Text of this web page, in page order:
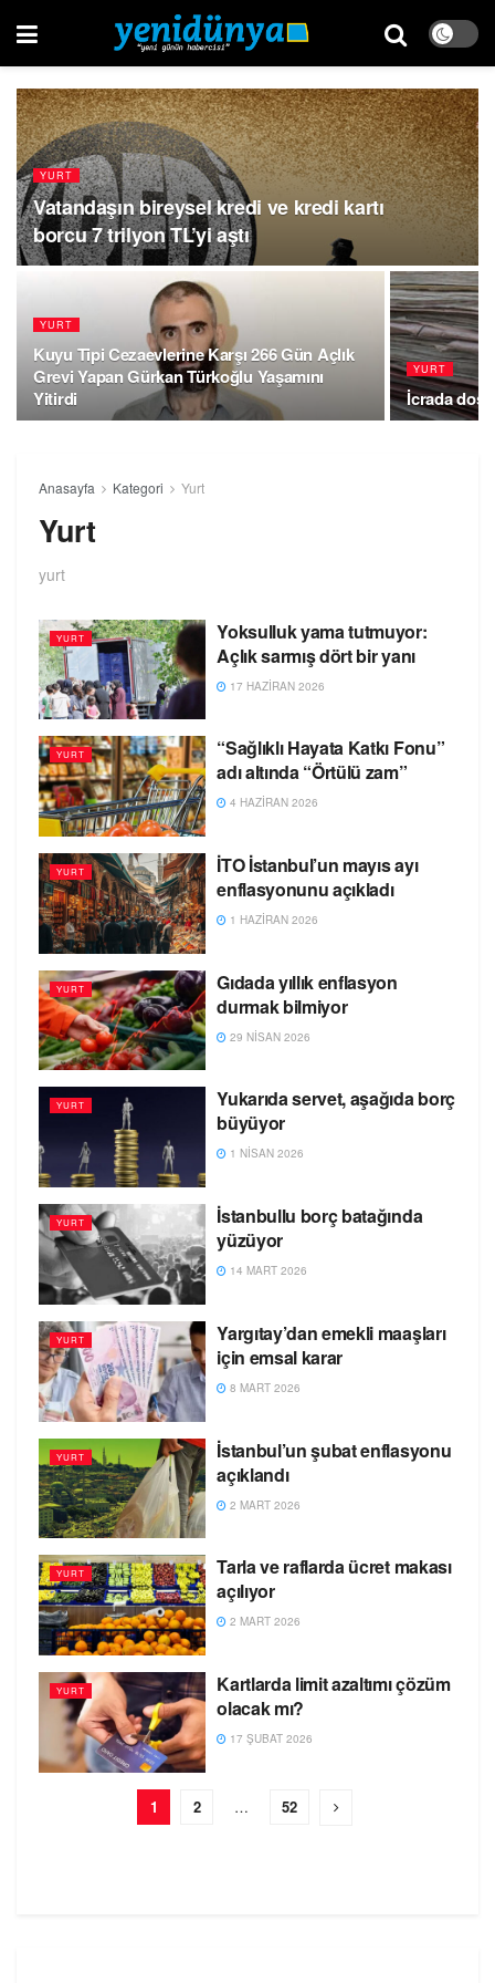
YURT
Vatandaşın bireysel kredi ve kredi kartı
borcu 7 trilyon TL’yi aştı
YURT
Kuyu Tipi Cezaevlerine Karşı 266 Gün Açlık
Grevi Yapan Gürkan Türkoğlu Yaşamını
Yitirdi
YURT
İcrada
Anasayfa Kategori Yurt
Yurt
yurt
YURT
Yoksulluk yama tutmuyor:
Açlık sarmış dört bir yanı
17 HAZIRAN 2026
YURT
“Sağlıklı Hayata Katkı Fonu”
adı altında “Örtülü zam”
4 HAZIRAN 2026
YURT
İTO İstanbul’un mayıs ayı
enflasyonunu açıkladı
1 HAZIRAN 2026
YURT
Gıdada yıllık enflasyon
durmak bilmiyor
29 NISAN 2026
YURT
Yukarıda servet, aşağıda borç
büyüyor
1 NISAN 2026
YURT
İstanbullu borç batağında
yüzüyor
14 MART 2026
YURT
Yargıtay’dan emekli maaşları
için emsal karar
8 MART 2026
YURT
İstanbul’un şubat enflasyonu
açıklandı
2 MART 2026
YURT
Tarla ve raflarda ücret makası
açılıyor
2 MART 2026
YURT
Kartlarda limit azaltımı çözüm
olacak mı?
17 ŞUBAT 2026
1 2 … 52